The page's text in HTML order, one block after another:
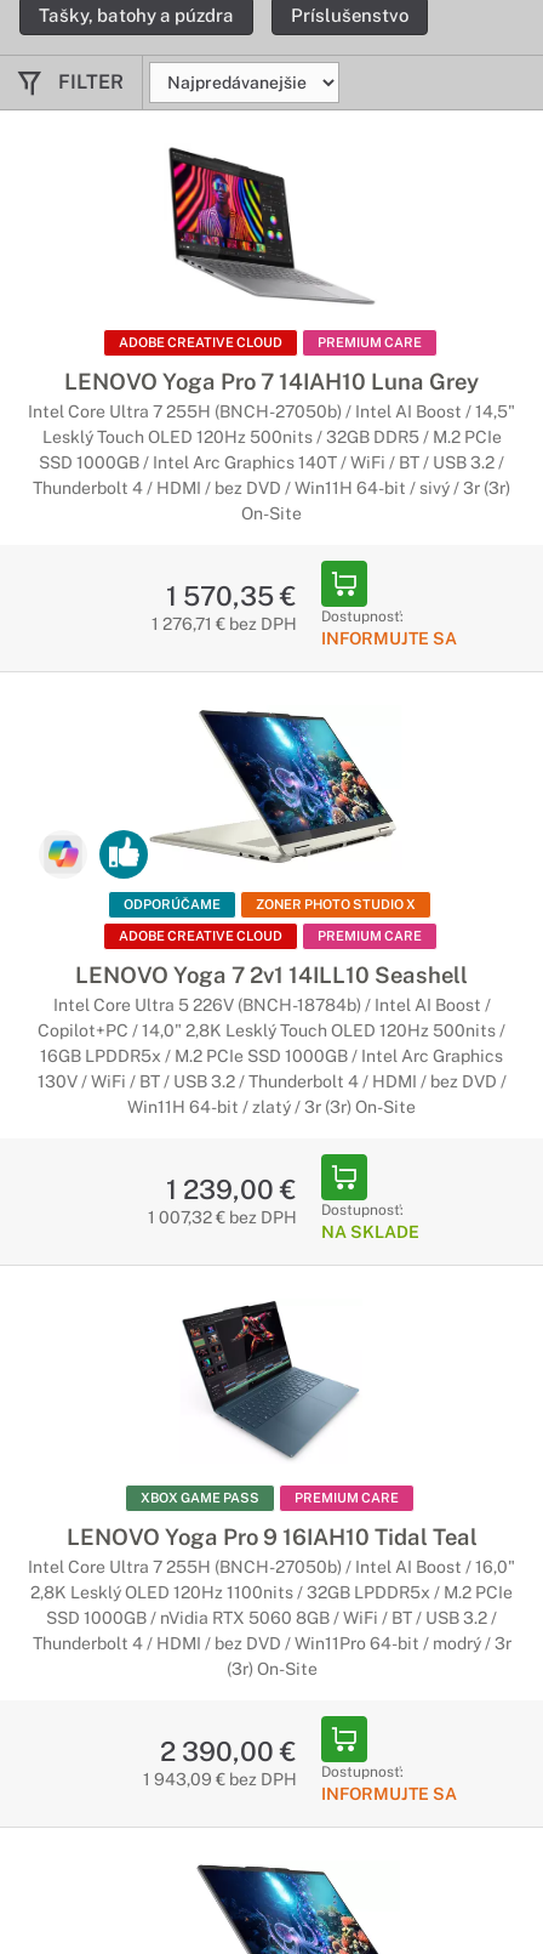
Tašky, batohy a púzdra Príslušenstvo
FILTER
ADOBE CREATIVE CLOUD PREMIUM CARE
LENOVO Yoga Pro 7 14IAH10 Luna Grey
Intel Core Ultra 7 255H (BNCH-27050b) / Intel AI Boost / 14,5"
Lesklý Touch OLED 120Hz 500nits / 32GB DDR5 / M.2 PCIe
SSD 1000GB / Intel Arc Graphics 140T / WiFi / BT / USB 3.2 /
Thunderbolt 4 / HDMI / bez DVD / Win11H 64-bit / sivý / 3r (3r)
On-Site
1 570,35 €
1 276,71 € bez DPH Dostupnosť:
INFORMUJTE SA
ODPORÚČAME ZONER PHOTO STUDIO X
ADOBE CREATIVE CLOUD PREMIUM CARE
LENOVO Yoga 7 2v1 14ILL10 Seashell
Intel Core Ultra 5 226V (BNCH-18784b) / Intel AI Boost /
Copilot+PC / 14,0" 2,8K Lesklý Touch OLED 120Hz 500nits /
16GB LPDDR5x / M.2 PCIe SSD 1000GB / Intel Arc Graphics
130V / WiFi / BT / USB 3.2 / Thunderbolt 4 / HDMI / bez DVD /
Win11H 64-bit / zlatý / 3r (3r) On-Site
1 239,00 €
1 007,32 € bez DPH Dostupnosť:
NA SKLADE
XBOX GAME PASS PREMIUM CARE
LENOVO Yoga Pro 9 16IAH10 Tidal Teal
Intel Core Ultra 7 255H (BNCH-27050b) / Intel AI Boost / 16,0"
2,8K Lesklý OLED 120Hz 1100nits / 32GB LPDDR5x / M.2 PCIe
SSD 1000GB / nVidia RTX 5060 8GB / WiFi / BT / USB 3.2 /
Thunderbolt 4 / HDMI / bez DVD / Win11Pro 64-bit / modrý / 3r
(3r) On-Site
2 390,00 €
1 943,09 € bez DPH Dostupnosť:
INFORMUJTE SA